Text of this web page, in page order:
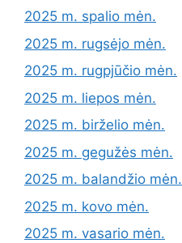
2025 m. spalio mėn.
2025 m. rugsėjo mėn.
2025 m. rugpjūčio mėn.
2025 m. liepos mėn.
2025 m. birželio mėn.
2025 m. gegužės mėn.
2025 m. balandžio mėn.
2025 m. kovo mėn.
2025 m. vasario mėn.